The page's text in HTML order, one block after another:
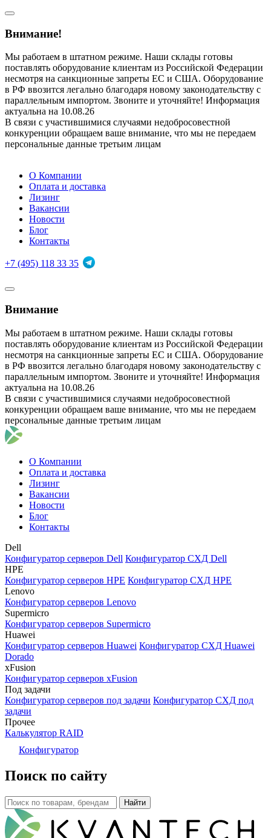
Внимание!
Мы работаем в штатном режиме. Наши склады готовы
поставлять оборудование клиентам из Российской Федерации
несмотря на санкционные запреты ЕС и США. Оборудование
в РФ ввозится легально благодаря новому законодательству с
параллельным импортом. Звоните и уточняйте! Информация
актуальна на 10.08.26
В связи с участившимися случаями недобросовестной
конкуренции обращаем ваше внимание, что мы не передаем
персональные данные третьим лицам
О Компании
Оплата и доставка
Лизинг
Вакансии
Новости
Блог
Контакты
+7 (495) 118 33 35
Внимание
Мы работаем в штатном режиме. Наши склады готовы
поставлять оборудование клиентам из Российской Федерации
несмотря на санкционные запреты ЕС и США. Оборудование
в РФ ввозится легально благодаря новому законодательству с
параллельным импортом. Звоните и уточняйте! Информация
актуальна на 10.08.26
В связи с участившимися случаями недобросовестной
конкуренции обращаем ваше внимание, что мы не передаем
персональные данные третьим лицам
О Компании
Оплата и доставка
Лизинг
Вакансии
Новости
Блог
Контакты
Dell
Конфигуратор серверов Dell Конфигуратор СХД Dell
HPE
Конфигуратор серверов HPE Конфигуратор СХД HPE
Lenovo
Конфигуратор серверов Lenovo
Supermicro
Конфигуратор серверов Supermicro
Huawei
Конфигуратор серверов Huawei Конфигуратор СХД Huawei
Dorado
xFusion
Конфигуратор серверов xFusion
Под задачи
Конфигуратор серверов под задачи Конфигуратор СХД под
задачи
Прочее
Калькулятор RAID
Конфигуратор
Поиск по сайту